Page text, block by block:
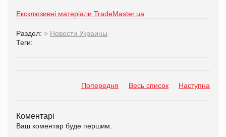
Ексклюзивні матеріали TradeMaster.ua
Раздел: > Новости Украины
Теги:
Попередня Весь список Наступна
Коментарі
Ваш коментар буде першим.